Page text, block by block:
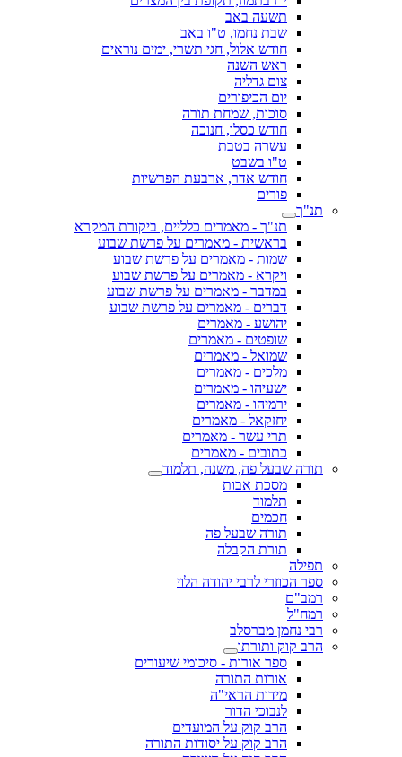
תשעה באב
שבת נחמו, ט"ו באב
חודש אלול, חגי תשרי, ימים נוראים
ראש השנה
צום גדליה
יום הכיפורים
סוכות, שמחת תורה
חודש כסלו, חנוכה
עשרה בטבת
ט"ו בשבט
חודש אדר, ארבעת הפרשיות
פורים
תנ"ך
תנ"ך - מאמרים כלליים, ביקורת המקרא
בראשית - מאמרים על פרשת שבוע
שמות - מאמרים על פרשת שבוע
ויקרא - מאמרים על פרשת שבוע
במדבר - מאמרים על פרשת שבוע
דברים - מאמרים על פרשת שבוע
יהושע - מאמרים
שופטים - מאמרים
שמואל - מאמרים
מלכים - מאמרים
ישעיהו - מאמרים
ירמיהו - מאמרים
יחזקאל - מאמרים
תרי עשר - מאמרים
כתובים - מאמרים
תורה שבעל פה, משנה, תלמוד
מסכת אבות
תלמוד
חכמים
תורה שבעל פה
תורת הקבלה
תפילה
ספר הכוזרי לרבי יהודה הלוי
רמב"ם
רמח"ל
רבי נחמן מברסלב
הרב קוק ותורתו
ספר אורות - סיכומי שיעורים
אורות התורה
מידות הראי"ה
לנבוכי הדור
הרב קוק על המועדים
הרב קוק על יסודות התורה